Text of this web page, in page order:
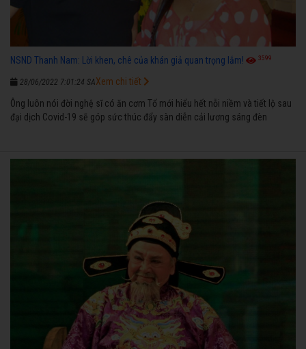
NSND Thanh Nam: Lời khen, chê của khán giả quan trọng lắm! 3599
28/06/2022 7:01:24 SA
Ông luôn nói đời nghệ sĩ có ăn cơm Tổ mới hiểu hết nỗi niềm và tiết lộ sau
đại dịch Covid-19 sẽ góp sức thúc đẩy sàn diễn cải lương sáng đèn
Xem chi tiết